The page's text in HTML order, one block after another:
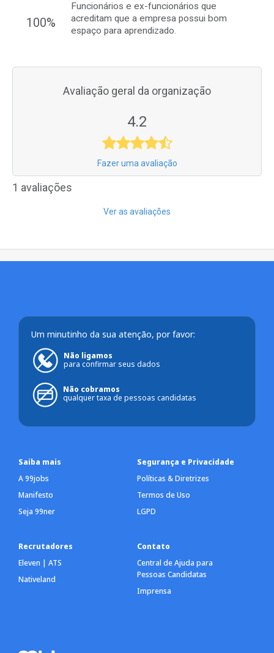
100%
Funcionários e ex-funcionários que
acreditam que a empresa possui bom
espaço para aprendizado.
Avaliação geral da organização
4.2
Fazer uma avaliação
1 avaliações
Ver as avaliações
Saiba mais
A 99jobs
Manifesto
Seja 99ner
Segurança e Privacidade
Políticas & Diretrizes
Termos de Uso
LGPD
Recrutadores
Eleven | ATS
Nativeland
Contato
Central de Ajuda para
Pessoas Candidatas
Imprensa
Um minutinho da sua atenção, por favor:
Não ligamos
para confirmar seus dados
Não cobramos
qualquer taxa de pessoas candidatas